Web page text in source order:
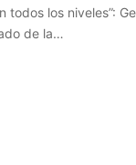
todos los niveles”:
de la…